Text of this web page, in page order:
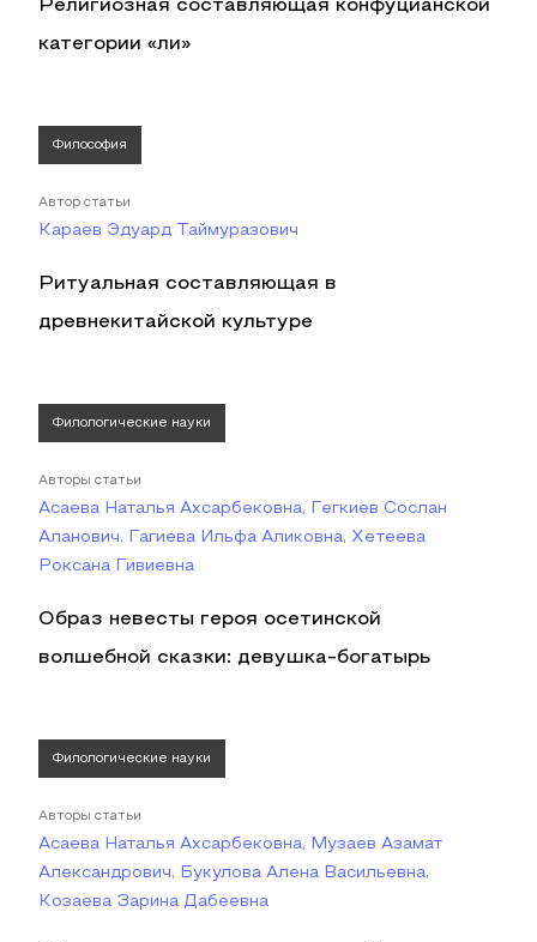
Религиозная составляющая конфуцианской
категории «ли»
Философия
Автор статьи
Караев Эдуард Таймуразович
Ритуальная составляющая в
древнекитайской культуре
Филологические науки
Авторы статьи
Асаева Наталья Ахсарбековна, Гегкиев Сослан
Аланович, Гагиева Ильфа Аликовна, Хетеева
Роксана Гивиевна
Образ невесты героя осетинской
волшебной сказки: девушка-богатырь
Филологические науки
Авторы статьи
Асаева Наталья Ахсарбековна, Музаев Азамат
Александрович, Букулова Алена Васильевна,
Козаева Зарина Дабеевна